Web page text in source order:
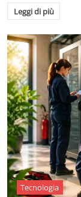
Leggi di più
Tecnologia